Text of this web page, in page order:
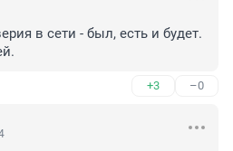
в сети - был, есть и будет.
+3 –0